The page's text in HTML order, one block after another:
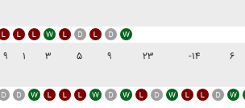
۹ ۱ ۳ ۵ ۹ ۲۳ -۱۴ ۶